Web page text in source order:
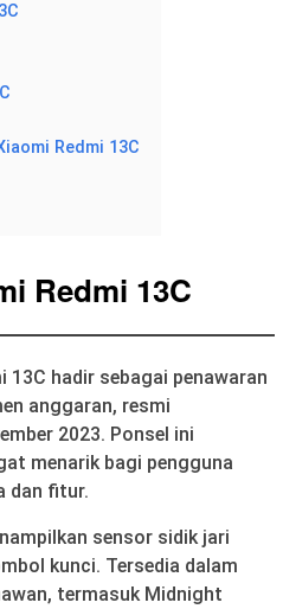
Redmi 13C
Redmi 13C
13C hadir sebagai penawaran
anggaran, resmi
2023. Ponsel ini
menarik bagi pengguna
dan fitur.
sensor sidik jari
kunci. Tersedia dalam
termasuk Midnight